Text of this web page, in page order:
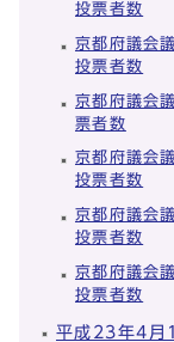
投票者数
京都府議会
投票者数
京都府議会
票者数
京都府議会
投票者数
京都府議会
投票者数
京都府議会
投票者数
平成23年4月